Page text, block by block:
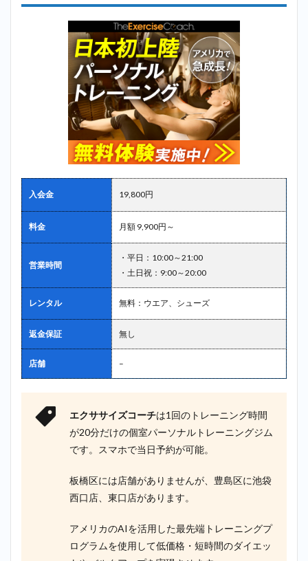
入会金 19,800円
料金 月額 9,900円～
営業時間
・平日：10:00～21:00
・土日祝：9:00～20:00
レンタル 無料：ウエア、シューズ
返金保証 無し
店舗 –
エクササイズコーチは1回のトレーニング時間
が20分だけの個室パーソナルトレーニングジム
です。スマホで当日予約が可能。
板橋区には店舗がありませんが、豊島区に池袋
西口店、東口店があります。
アメリカのAIを活用した最先端トレーニングプ
ログラムを使用して低価格・短時間のダイエッ